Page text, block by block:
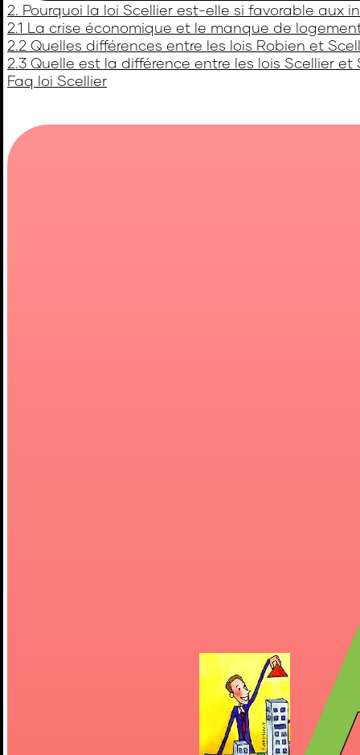
2. Pourquoi la loi Scellier est-elle si favorable aux
2.1 La crise économique et le manque de
2.2 Quelles différences entre les lois Robien et
2.3 Quelle est la différence entre les lois Scellier et
Faq loi Scellier